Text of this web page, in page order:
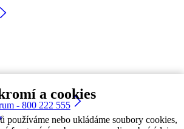
a cookies
používáme nebo ukládáme soubory cookies,
- 800 222 555